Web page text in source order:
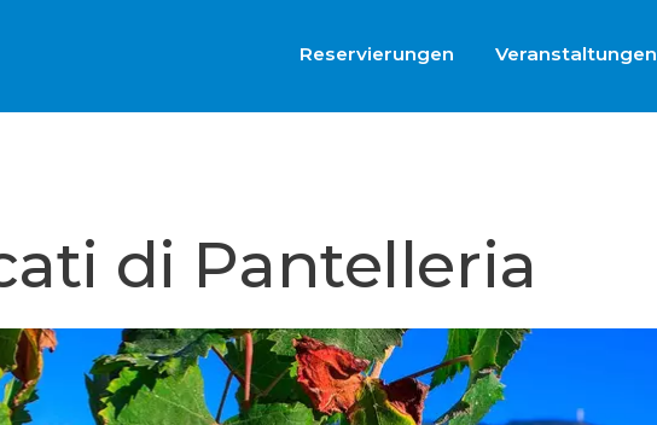
Reservierungen Veranstaltungen
di Pantelleria